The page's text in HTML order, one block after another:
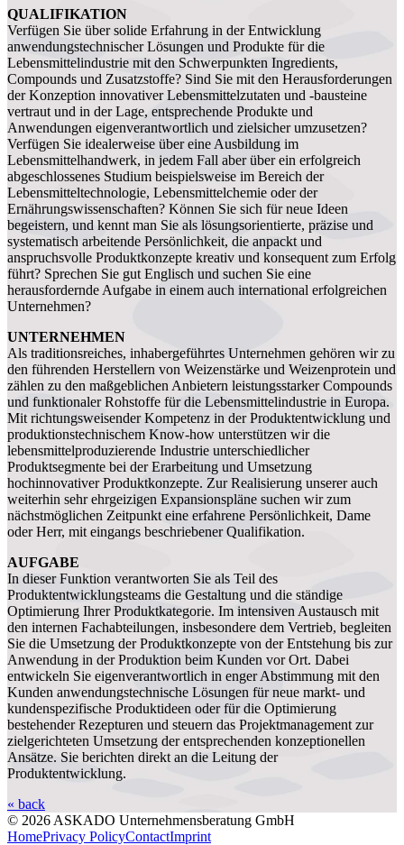
QUALIFIKATION
Verfügen Sie über solide Erfahrung in der Entwicklung
anwendungstechnischer Lösungen und Produkte für die
Lebensmittelindustrie mit den Schwerpunkten Ingredients,
Compounds und Zusatzstoffe? Sind Sie mit den Herausforderungen
der Konzeption innovativer Lebensmittelzutaten und -bausteine
vertraut und in der Lage, entsprechende Produkte und
Anwendungen eigenverantwortlich und zielsicher umzusetzen?
Verfügen Sie idealerweise über eine Ausbildung im
Lebensmittelhandwerk, in jedem Fall aber über ein erfolgreich
abgeschlossenes Studium beispielsweise im Bereich der
Lebensmitteltechnologie, Lebensmittelchemie oder der
Ernährungswissenschaften? Können Sie sich für neue Ideen
begeistern, und kennt man Sie als lösungsorientierte, präzise und
systematisch arbeitende Persönlichkeit, die anpackt und
anspruchsvolle Produktkonzepte kreativ und konsequent zum Erfolg
führt? Sprechen Sie gut Englisch und suchen Sie eine
herausfordernde Aufgabe in einem auch international erfolgreichen
Unternehmen?
UNTERNEHMEN
Als traditionsreiches, inhabergeführtes Unternehmen gehören wir zu
den führenden Herstellern von Weizenstärke und Weizenprotein und
zählen zu den maßgeblichen Anbietern leistungsstarker Compounds
und funktionaler Rohstoffe für die Lebensmittelindustrie in Europa.
Mit richtungsweisender Kompetenz in der Produktentwicklung und
produktionstechnischem Know-how unterstützen wir die
lebensmittelproduzierende Industrie unterschiedlicher
Produktsegmente bei der Erarbeitung und Umsetzung
hochinnovativer Produktkonzepte. Zur Realisierung unserer auch
weiterhin sehr ehrgeizigen Expansionspläne suchen wir zum
nächstmöglichen Zeitpunkt eine erfahrene Persönlichkeit, Dame
oder Herr, mit eingangs beschriebener Qualifikation.
AUFGABE
In dieser Funktion verantworten Sie als Teil des
Produktentwicklungsteams die Gestaltung und die ständige
Optimierung Ihrer Produktkategorie. Im intensiven Austausch mit
den internen Fachabteilungen, insbesondere dem Vertrieb, begleiten
Sie die Umsetzung der Produktkonzepte von der Entstehung bis zur
Anwendung in der Produktion beim Kunden vor Ort. Dabei
entwickeln Sie eigenverantwortlich in enger Abstimmung mit den
Kunden anwendungstechnische Lösungen für neue markt- und
kundenspezifische Produktideen oder für die Optimierung
bestehender Rezepturen und steuern das Projektmanagement zur
zielgerichteten Umsetzung der entsprechenden konzeptionellen
Ansätze. Sie berichten direkt an die Leitung der
Produktentwicklung.
« back
© 2026 ASKADO Unternehmensberatung GmbH
HomePrivacy PolicyContactImprint